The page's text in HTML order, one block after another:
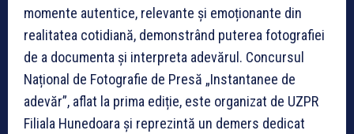
momente autentice, relevante și emoționante din
realitatea cotidiană, demonstrând puterea fotografiei
de a documenta și interpreta adevărul. Concursul
Național de Fotografie de Presă „Instantanee de
adevăr”, aflat la prima ediție, este organizat de UZPR
Filiala Hunedoara și reprezintă un demers dedicat